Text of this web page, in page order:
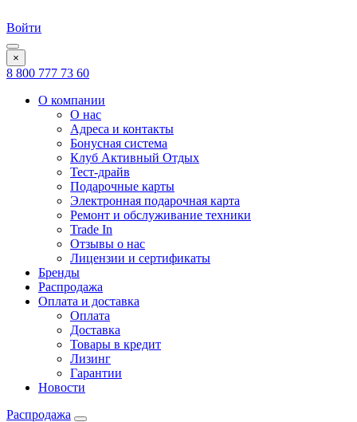
Войти
×
8 800 777 73 60
О компании
О нас
Адреса и контакты
Бонусная система
Клуб Активный Отдых
Тест-драйв
Подарочные карты
Электронная подарочная карта
Ремонт и обслуживание техники
Trade In
Отзывы о нас
Лицензии и сертификаты
Бренды
Распродажа
Оплата и доставка
Оплата
Доставка
Товары в кредит
Лизинг
Гарантии
Новости
Распродажа